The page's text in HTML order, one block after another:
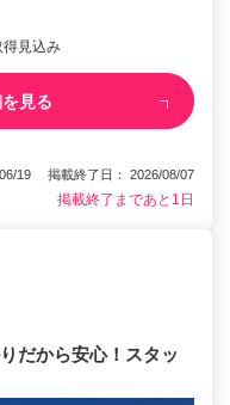
得見込み
見る
19 掲載終了日： 2026/08/07
掲載終了まであと1日
だから安心！スタッ